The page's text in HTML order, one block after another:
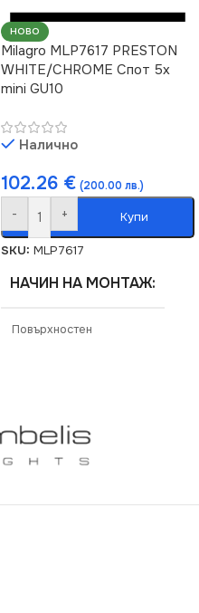
НОВО
Milagro MLP7617 PRESTON
WHITE/CHROME Спот 5x
mini GU10
Налично
102.26 € (200.00 лв.)
- + Купи
SKU: MLP7617
НАЧИН НА МОНТАЖ
Повърхностен
СЕРИЯ PRESTON